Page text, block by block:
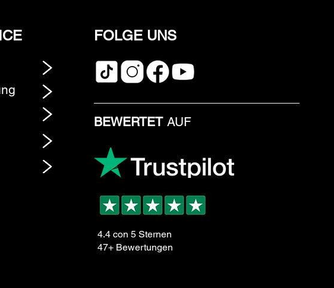
FOLGE UNS
BEWERTET AUF
4.4 con 5 Sternen
47+ Bewertungen